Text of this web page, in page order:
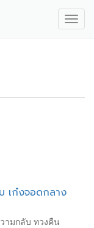
เก๋งจอดกลาง
ามกลับ ทวงคืน